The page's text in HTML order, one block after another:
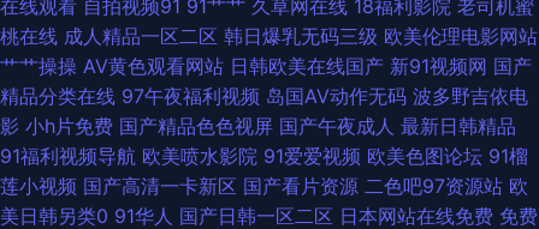
日本性交 微拍92 亚洲瑟图欧美 91免费视频资源 AV欧亚风情 岛国VA 韩国三
级黄色片 老司机深夜影院 欧美性感AA视频 日韩无码影视城 亚州色片 91成
人视频 91在线视频免费 俺去也激情综合网 国产伪娘91 另类理论影视 人摸人
人超碰日本 熟女久草 午夜影院美女 91视频观看 AV天堂东京热 成人三级黄色
在线观看 自拍视频91 91艹艹 久草网在线 18福利影院 老司机蜜
桃在线 成人精品一区二区 韩日爆乳无码三级 欧美伦理电影网站
艹艹操操 AV黄色观看网站 日韩欧美在线国产 新91视频网 国产
精品分类在线 97午夜福利视频 岛国AV动作无码 波多野吉依电
影 小h片免费 国产精品色色视屏 国产午夜成人 最新日韩精品
91福利视频导航 欧美喷水影院 91爱爱视频 欧美色图论坛 91榴
莲小视频 国产高清一卡新区 国产看片资源 二色吧97资源站 欧
美日韩另类0 91华人 国产日韩一区二区 日本网站在线免费 免费